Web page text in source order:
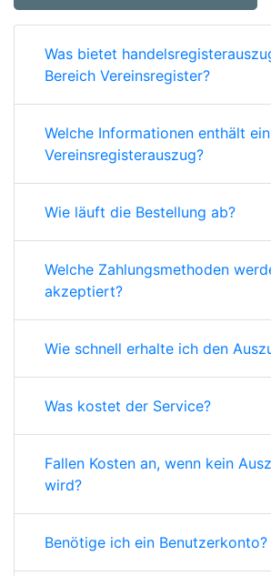
Was bietet
Bereich Vereinsregister?
Welche Informationen enthält ein
Vereinsregisterauszug?
Wie läuft die Bestellung ab?
Welche Zahlungsmethoden
akzeptiert?
Wie schnell erhalte ich den
Was kostet der Service?
Fallen Kosten an, wenn kein
wird?
Benötige ich ein Benutzerkonto?